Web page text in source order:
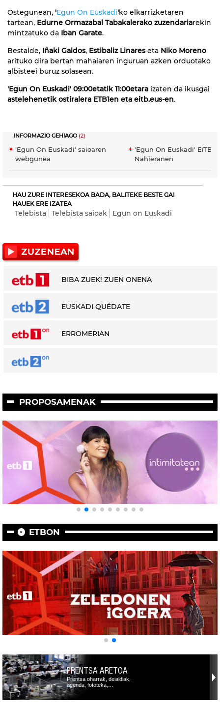
Ostegunean, 'Egun On Euskadi'ko elkarrizketaren
tartean, Edurne Ormazabal Tabakalerako zuzendariarekin
mintzatuko da Iban Garate.
Bestalde, Iñaki Galdos, Estibaliz Linareseta Niko Moreno
arituko dira bertan mahaiaren inguruan azken orduotako
albisteei buruz solasean.
'Egun On Euskadi' 09:00etatik 11:00etara izaten da ikusgai
astelehenetik ostiralera ETB1en eta eitb.eus-en.
INFORMAZIO GEHIAGO(2)
'Egun On Euskadi' saioaren
webgunea
'Egun On Euskadi' EiTB
Nahieranen
HAU ZURE INTERESEKOA BADA, BALITEKE BESTE GAI
HAUEK ERE IZATEA
Telebista Telebista saioak Egun on Euskadi
BIBA ZUEK! ZUEN ONENA
EUSKADI QUÉDATE
ERROMERIAN
PROPOSAMENAK
ETBON
PRENTSA ARETOA
Prentsa oharrak, deialdiak,
agenda, fototeka,…